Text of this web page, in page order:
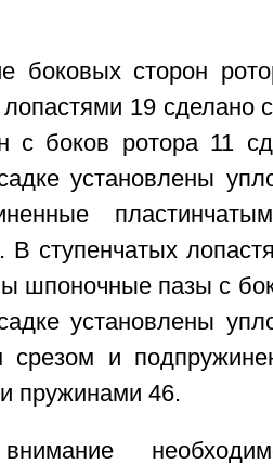
боковых сторон
лопастями 19
с боков ротора 11
установлены
В ступенчатых
шпоночные пазы с
установлены
и
пружинами 46.